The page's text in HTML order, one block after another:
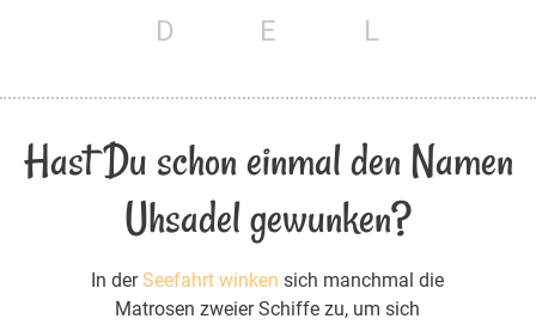
D E L
Hast Du schon einmal den Namen
Uhsadel gewunken?
In derSeefahrt winken sich manchmal die
Matrosen zweier Schiffe zu, um sich